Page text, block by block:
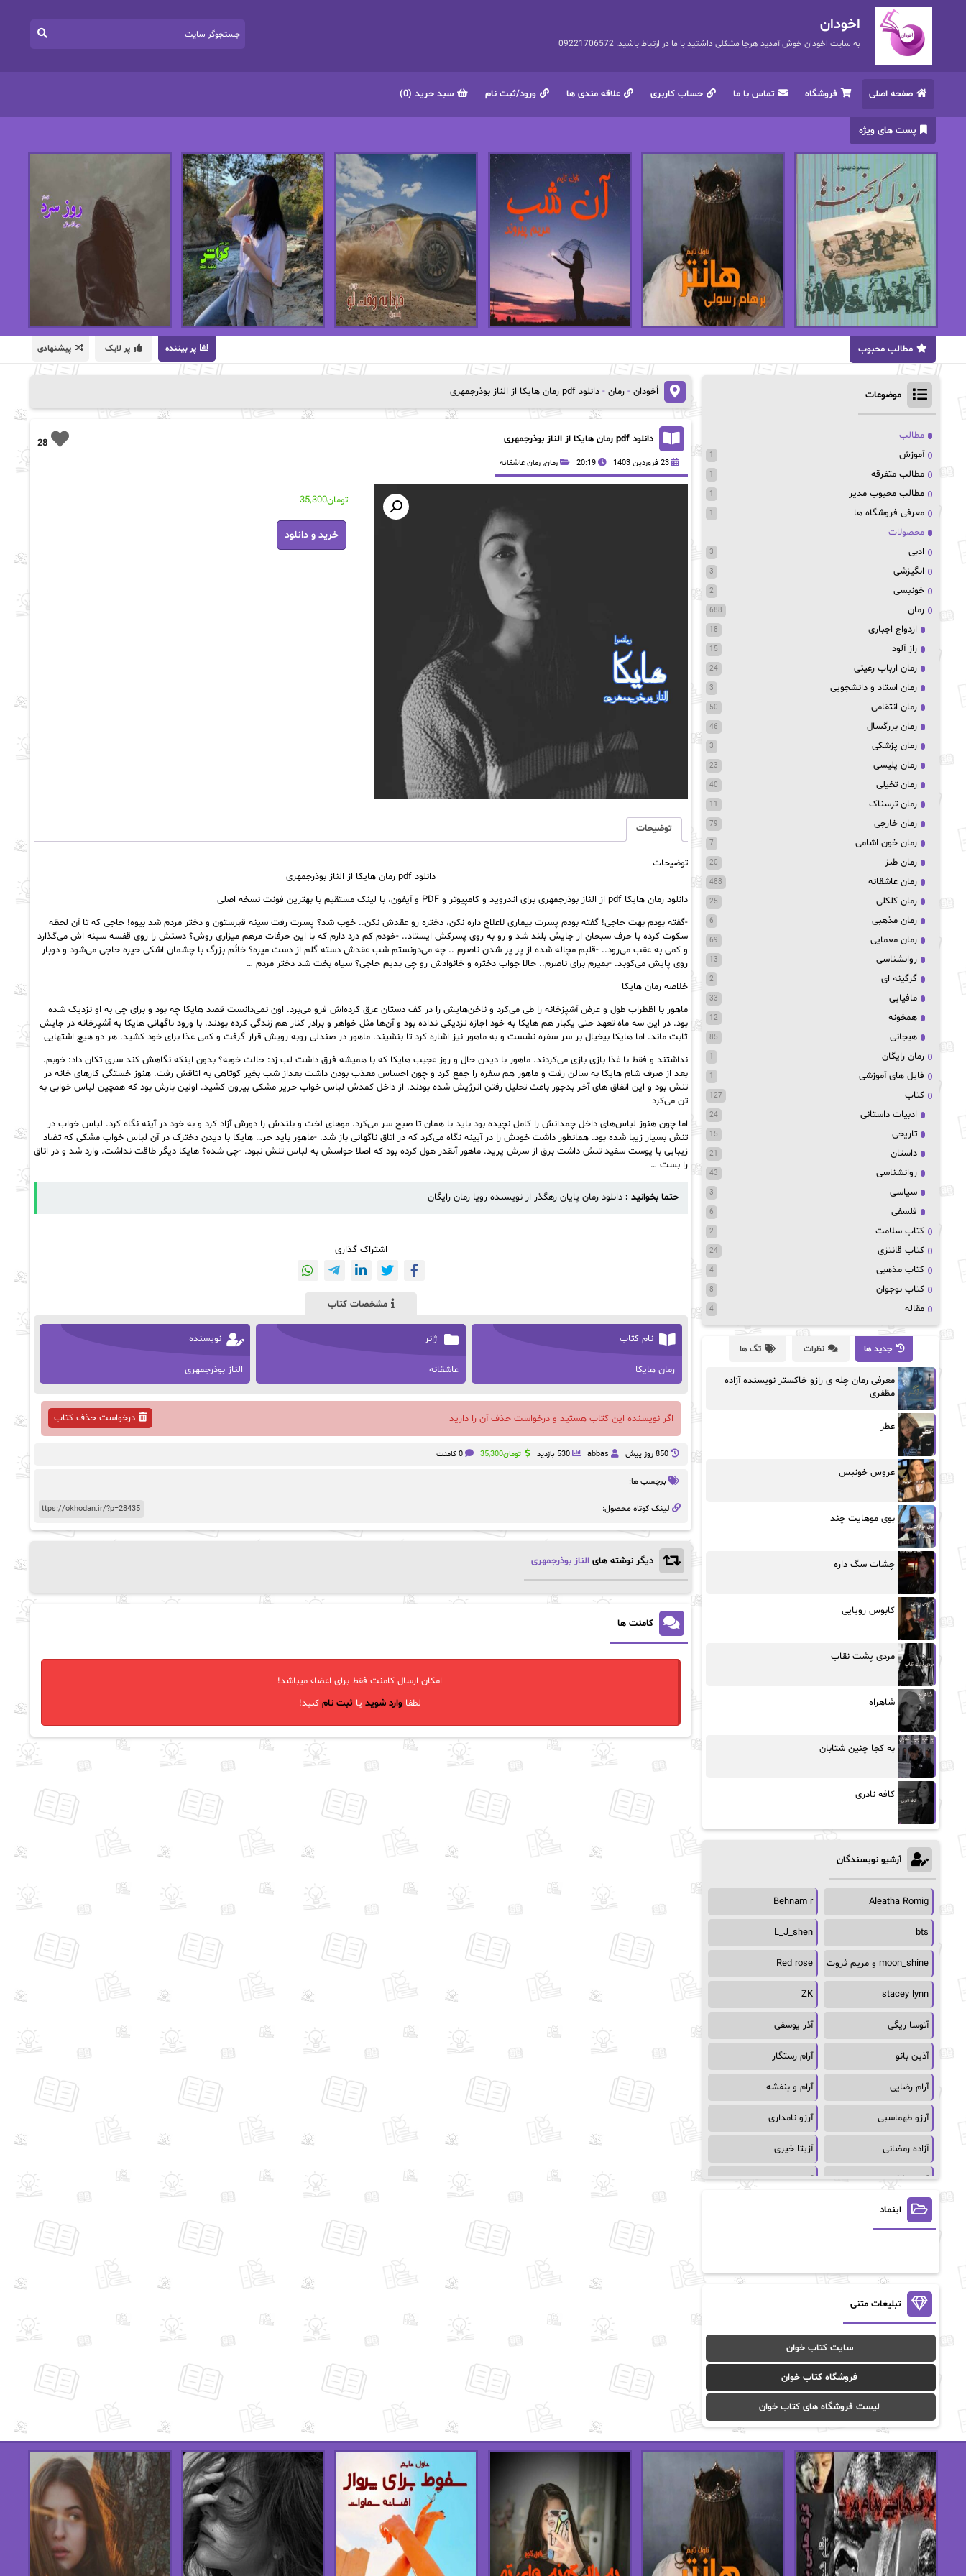
اخودان
به سایت اخودان خوش آمدید هرجا مشکلی داشتید با ما در ارتباط باشید. 09221706572
صفحه اصلی فروشگاه تماس با ما حساب کاربری علاقه مندی ها ورود/ثبت نام سبد خرید (0)
پست های ویژه
پر بیننده پر لایک پیشنهادی مطالب محبوب
اُخودان - رمان - دانلود pdf رمان هایکا از الناز بوذرجمهری
28 دانلود pdf رمان هایکا از الناز بوذرجمهری
23 فروردین 1403 20:19 رمان, رمان عاشقانه
تومان35,300
دانلود
pdf
رمان
خرید و دانلود
توضیحات
توضیحات
دانلود pdf رمان هایکا از الناز بوذرجمهری
دانلود رمان هایکا pdf از الناز بوذرجمهری برای اندروید و کامپیوتر و PDF و آیفون، با لینک مستقیم با بهترین فونت نسخه اصلی
-گفته بودم بهت حاجی! گفته بودم پسرت بیماری لاعلاج داره نکن، دختره رو عقدش نکن.. خوب شد؟ پسرت رفت سینه قبرستون و دختر مردم شد بیوه! حاجی که تا آن لحظه
سکوت کرده با حرف سبحان از جایش بلند شد و رو به روی پسرکش ایستاد.. -خودم کم درد دارم که با این حرفات مرهم میزاری روش؟ دستش را روی قفسه سینه اش می‌گذارد
و کمی به عقب می‌رود.. -قلبم مچاله شده از پر پر شدن ناصرم .. چه می‌دونستم شب عقدش دسته گلم از دست میره؟ خانُم بزرگ با چشمان اشکی خیره حاجی می‌شود و دوبار
روی پایش می‌کوبد. -بمیرم برای ناصرم.. حالا جواب دختره و خانوادش رو چی بدیم حاجی؟ سیاه بخت شد دختر مردم …
خلاصه رمان هایکا
ماهور با اظطراب طول و عرض آشپزخانه را طی می‌کرد و ناخن‌هایش را در کف دستان عرق کرده‌اش فرو می‌برد. اون نمی‌دانست قصد هایکا چه بود و برای چی به او نزدیک شده
بود. در این سه ماه تعهد حتى يكبار هم هایکا به خود اجازه نزدیکی نداده بود و آن‌ها مثل خواهر و برادر کنار هم زندگی کرده بودند. با ورود ناگهانی هایکا به آشپزخانه در جایش
ثابت ماند. اما هایکا بیخیال بر سر سفره نشست و به ماهور نیز اشاره کرد تا بنشیند. ماهور در صندلی روبه رویش قرار گرفت و کمی غذا برای خود کشید. هر دو هیچ اشتهایی
نداشتند و فقط با غذا بازی بازی می‌کردند. ماهور با دیدن حال و روز عجیب هایکا که با همیشه فرق داشت لب زد: حالت خوبه؟ بدون اینکه نگاهش کند سری تکان داد: خوبم.
بعد از صرف شام هایکا به سالن رفت و ماهور هم سفره را جمع کرد و چون احساس معذب بودن داشت بعداز شب بخیر کوتاهی به اتاقش رفت. هنوز خستگی کارهای خانه در
تنش بود و این اتفاق های آخر بدجور باعث تحلیل رفتن انرژیش شده بودند. از داخل کمدش لباس خواب حریر مشکی بیرون کشید. اولین بارش بود که همچین لباس خوابی به
تن می‌کرد
اما چون هنوز لباس‌های داخل چمدانش را کامل نچیده بود باید با همان تا صبح سر می‌کرد. موهای لخت و بلندش را دورش آزاد کرد و به خود در آینه نگاه کرد. لباس خواب در
تنش بسیار زیبا شده بود. همانطور داشت خودش را در آیینه نگاه می‌کرد که در اتاق ناگهانی باز شد. -ماهور باید حر… هایکا با دیدن دخترک در آن لباس خواب مشکی که تضاد
زیبایی با پوست سفید تنش داشت برق از سرش پرید. ماهور آنقدر هول کرده بود که اصلا حواسش به لباس تنش نبود. -چی شده؟ هایکا دیگر طاقت نداشت. وارد شد و در اتاق
را بست …
حتما بخوانید : دانلود رمان پایان رهگذر از نویسنده رویا رمان رایگان
اشتراک گذاری
مشخصات کتاب
نام کتاب
رمان هایکا
ژانر
عاشقانه
نویسنده
الناز بوذرجمهری
اگر نویسنده این کتاب هستید و درخواست حذف آن را دارید درخواست حذف کتاب
850 روز پيش abbas 530 بازدید تومان35,300 0 کامنت
برچسب ها:
لینک کوتاه محصول:
دیگر نوشته های الناز بوذرجمهری
کامنت ها
امکان ارسال کامنت فقط برای اعضاء میباشد!
لطفاوارد شوید یاثبت نام کنید!
موضوعات
مطالب
آموزش
1
مطالب متفرقه 1
مطالب محبوب مدیر 1
معرفی فروشگاه ها 1
محصولات
ادبی
3
انگیزشی 3
خونبسی 2
رمان 688
ازدواج اجباری 18
راز آلود 15
رمان ارباب رعیتی 24
رمان استاد و دانشجویی 3
رمان انتقامی 50
رمان بزرگسال 46
رمان پزشکی 3
رمان پلیسی 23
رمان تخیلی 40
رمان ترسناک 11
رمان خارجی 79
رمان خون اشامی 7
رمان طنز 20
رمان عاشقانه 488
رمان کلکلی 25
رمان مذهبی 6
رمان معمایی 69
روانشناسی 13
گرگینه ای 2
مافیایی 33
همخونه 12
هیجانی 85
رمان رایگان 1
فایل های آموزشی 1
کتاب 127
ادبیات داستانی 24
تاریخی 15
داستان 21
روانشناسی 43
سیاسی 3
فلسفی 6
کتاب سلامت 2
کتاب قانتزی 24
کتاب مذهبی 4
کتاب نوجوان 8
مقاله 4
جدید ها نظرات تگ ها
معرفی رمان چله ی رازو خاکستر نویسنده آزاده
مظفری
عطر
عروس خونبس
بوی موهایت چند
چشات سگ داره
کابوس رویایی
مردی پشت نقاب
شاهراه
به کجا چنین شتابان
کافه نادری
آرشیو نویسندگان
Aleatha Romig
Behnam r
bts
L_J_shen
moon_shine و مریم ثروت Red rose
stacey lynn
ZK
آتوسا ریگی آذر یوسفی
آذین بانو آرام رستگار
آرام رضایی آرام و بنفشه
آرزو طهماسبی آرزو نامداری
آزاده رمضانی آزیتا خیری
آسمان64 آسمان۶۵
آسیه احمدی
آن ماری سلینکو آنا تاد
آنالیا
آوا موسوی آیدا (Aixi)
آیدا باقری آیسان صادقی
ا_اصغر زاده ا_اصغرزاده
اریک مورگنشترن از نیلوفر لاری
استفانی مهیر استل مسکم
اسما کافی اصغر زاده
افسانه سماوات اکرم محمدی
ال جی اسمیت الف صاد
اینماد
تبلیغات متنی
سایت کتاب خوان
فروشگاه کتاب خوان
لیست فروشگاه های کتاب خوان